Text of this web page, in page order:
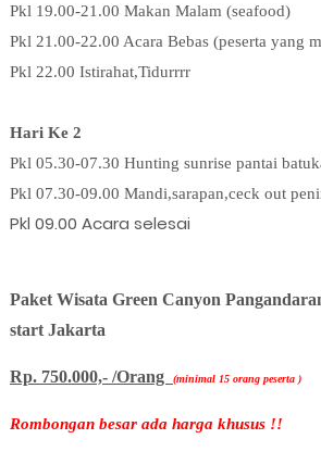
Pkl 19.00-21.00 Makan Malam (seafood)
Pkl 21.00-22.00 Acara Bebas (peserta yang
Pkl 22.00 Istirahat,Tidurrrr
Hari Ke 2
Pkl 05.30-07.30 Hunting sunrise pantai
Pkl 07.30-09.00 Mandi,sarapan,ceck out
Pkl 09.00 Acara selesai
Paket Wisata Green Canyon
start Jakarta
Rp. 750.000,- /Orang (minimal 15 orang peserta )
Rombongan besar ada harga khusus !!